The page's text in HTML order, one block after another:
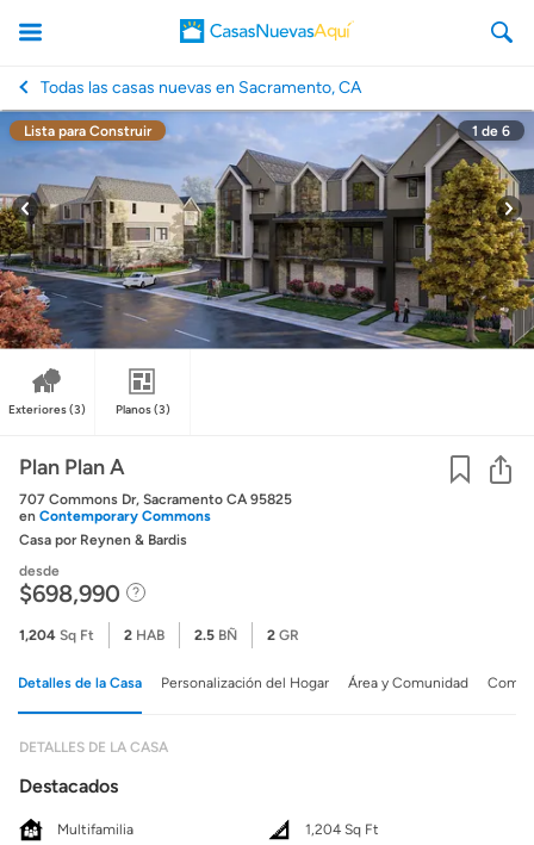
CasasNuevasAqui
Todas las casas nuevas en Sacramento, CA
Lista para Construir 1 de 6
Exteriores(3) Planos(3)
Plan Plan A
707 Commons Dr, Sacramento CA 95825
en Contemporary Commons
Casa por Reynen & Bardis
desde
$698,990
1,204 Sq Ft 2 HAB 2.5 BÑ 2 GR
Detalles de la Casa Personalización del Hogar Área y Comunidad
DETALLES DE LA CASA
Destacados
Multifamilia 1,204 Sq Ft